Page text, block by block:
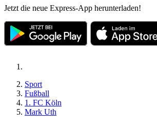
Jetzt die neue Express-App herunterladen!
Sport
Fußball
1. FC Köln
Mark Uth